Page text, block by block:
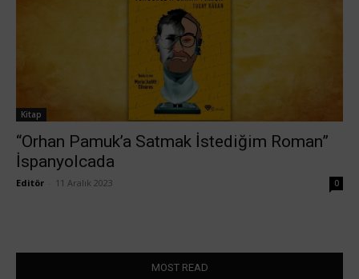
Kitap
“Orhan Pamuk’a Satmak İstediğim Roman”
İspanyolcada
Editör 11 Aralık 2023 0
MOST READ